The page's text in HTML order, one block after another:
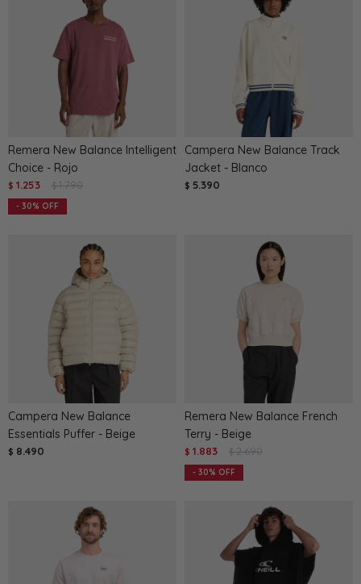
Remera New Balance Intelligent
Choice - Rojo
$ 1.253 $ 1.790
30
Campera New Balance Track
Jacket - Blanco
$ 5.390
Campera New Balance
Essentials Puffer - Beige
$ 8.490
Remera New Balance French
Terry - Beige
$ 1.883 $ 2.690
30